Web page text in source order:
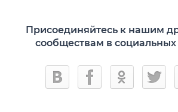
Присоединяйтесь к нашим
сообществам в социальных